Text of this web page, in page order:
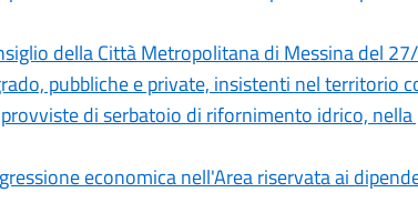
della Città Metropolitana di Messina del
pubbliche e private, insistenti nel territorio
di serbatoio di rifornimento idrico, nella
economica nell'Area riservata ai